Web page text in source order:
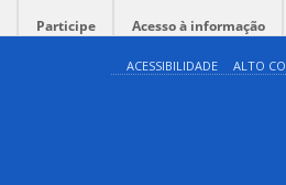
Participe Acesso à informação
ACESSIBILIDADE ALTO